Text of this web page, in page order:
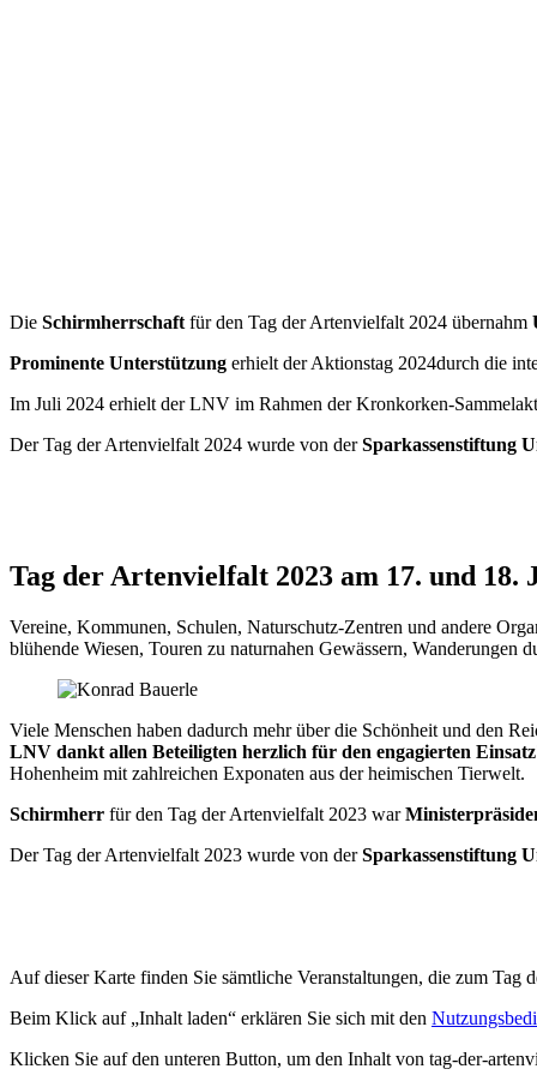
Die Schirmherrschaft für den Tag der Artenvielfalt 2024 übernahm
Prominente Unterstützung erhielt der Aktionstag 2024durch die
Im Juli 2024 erhielt der LNV im Rahmen der Kronkorken-
Der Tag der Artenvielfalt 2024 wurde von derSparkassenstiftung
Tag der Artenvielfalt 2023 am 17. und 18.
Vereine, Kommunen, Schulen, Naturschutz-Zentren und andere
blühende Wiesen, Touren zu naturnahen Gewässern,
Viele Menschen haben dadurch mehr über die Schönheit und den
LNV dankt allen Beteiligten herzlich für den engagierten
Hohenheim mit zahlreichen Exponaten aus der heimischen Tierwelt.
Schirmherr für den Tag der Artenvielfalt 2023 war
Der Tag der Artenvielfalt 2023 wurde von derSparkassenstiftung
Auf dieser Karte finden Sie sämtliche Veranstaltungen, die zum
Beim Klick auf „Inhalt laden“ erklären Sie sich mit den
Klicken Sie auf den unteren Button, um den Inhalt von tag-der-